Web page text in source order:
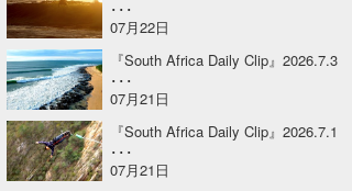
･･･
07月22日
『South Africa Daily Clip』2026.7.3
･･･
07月21日
『South Africa Daily Clip』2026.7.1
･･･
07月21日
arukasvision
DELTA FORCE SURF
CBA Films
熊谷素子
嵯峨明日香
進士剛光
田原啓江
植村未来
+☆maki☆+
Aichan
chan-U
ECE